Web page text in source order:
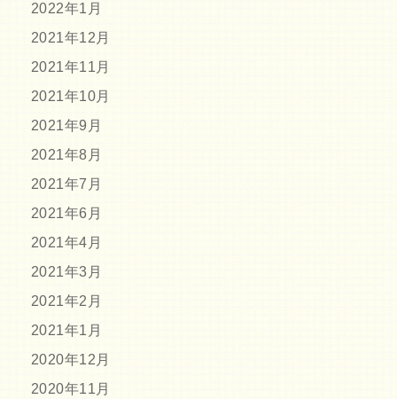
2022年1月
2021年12月
2021年11月
2021年10月
2021年9月
2021年8月
2021年7月
2021年6月
2021年4月
2021年3月
2021年2月
2021年1月
2020年12月
2020年11月